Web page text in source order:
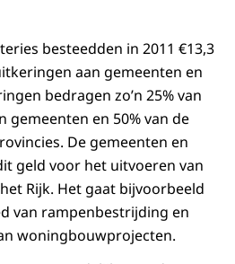
besteedden in 2011 €13,3
aan gemeenten en
bedragen zo’n 25% van
en 50% van de
De gemeenten en
geld voor het uitvoeren van
Rijk. Het gaat bijvoorbeeld
van rampenbestrijding en
woningbouwprojecten.